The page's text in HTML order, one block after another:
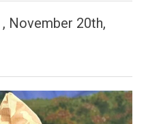
, November 20th,